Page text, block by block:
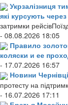
Укрзалізниця
які курсують
затримки
- 08.08.2026 18:05
Правило
коляски и ее
- 17.07.2026 16:57
Новини
протесту на
- 16.07.2026 17:11